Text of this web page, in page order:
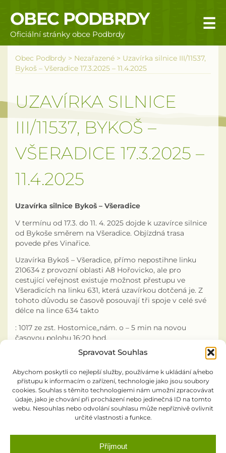
Spravovat Souhlas
Abychom poskytli co nejlepší služby, používáme k ukládání a/nebo
přístupu k informacím o zařízení, technologie jako jsou soubory
cookies. Souhlas s těmito technologiemi nám umožní zpracovávat
údaje, jako je chování při procházení nebo jedinečná ID na tomto
webu. Nesouhlas nebo odvolání souhlasu může nepříznivě ovlivnit
určité vlastnosti a funkce.
Příjmout
OBEC PODBRDY
Oficiální stránky obce Podbrdy
☰
Obecní úřad
Povinné informace
Rizika a nebezpečí
Úřední deska
Územní plán obce Podbrdy
Galerie
Odpadové hospodářství
Zajímavosti z okolí
Rybářský spolek
Výroční zpráva podle zákona č. 106/1999Sb.
Knihovna
Obec Podbrdy > Nezařazené > Uzavírka silnice III/11537,
Bykoš – Všeradice 17.3.2025 – 11.4.2025
UZAVÍRKA SILNICE
III/11537, BYKOŠ –
VŠERADICE 17.3.2025 –
11.4.2025
Uzavírka silnice Bykoš – Všeradice
V termínu od 17.3. do 11. 4. 2025 dojde k uzavírce silnice
od Bykoše směrem na Všeradice. Objízdná trasa
povede přes Vinařice.
Uzavírka Bykoš – Všeradice, přímo nepostihne linku
210634 z provozní oblasti A8 Hořovicko, ale pro
cestující veřejnost existuje možnost přestupu ve
Všeradicích na linku 631, která uzavírkou dotčená je. Z
tohoto důvodu se časově posouvají tři spoje v celé své
délce na lince 634 takto
: 1017 ze zst. Hostomice,,nám. o – 5 min na novou
časovou polohu 16:20 hod,
: 1010 ze zst. Všeradice o + 4 min na novou časovou
: 1014 za zst. Všeradice o + 3 min na novou časovou
polohu 14:47 hod,
trasa a zastávky na lince 634 beze změny
0070-25-vývěska Všeradice 634